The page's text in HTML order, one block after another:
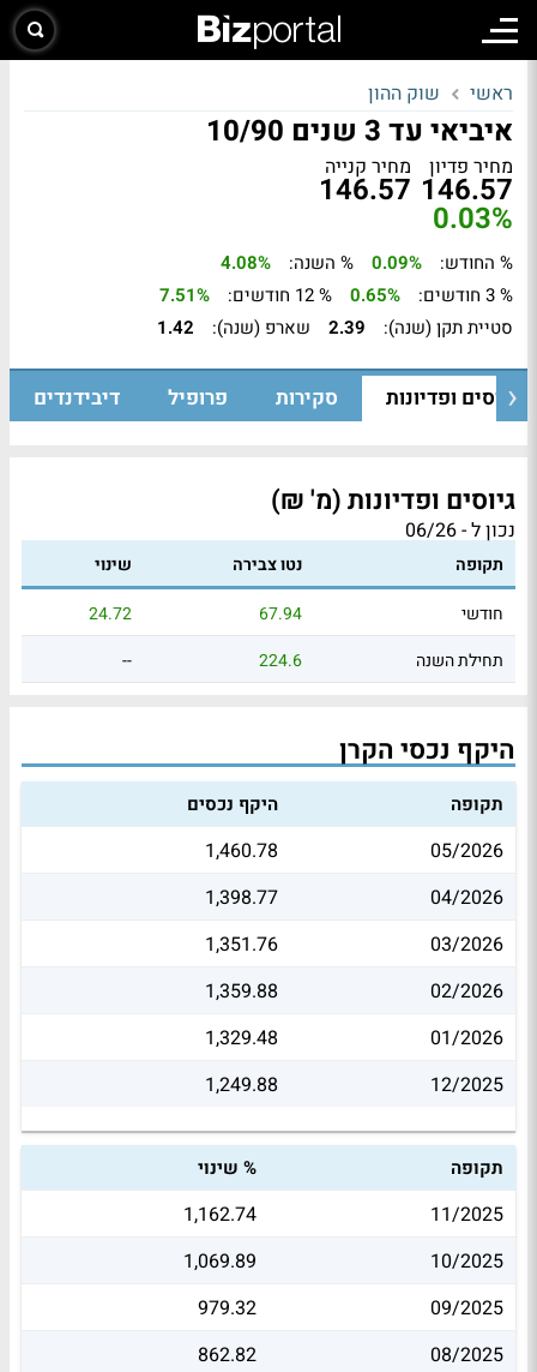
ראשי שוק ההון
איביאי עד 3 שנים 10/90
מחיר פדיון
146.57
מחיר קנייה
146.57
0.03%
% החודש: 0.09% % השנה:
4.08%
% 3 חודשים:
0.65% % 12 חודשים:
7.51%
סטיית תקן (שנה):
2.39 שארפ (שנה): 1.42
גיוסים ופדיונות סקירות פרופיל דיבידנדים
גיוסים ופדיונות (מ' ₪)
נכון ל - 06/26
תקופה נטו צבירה
שינוי
חודשי
67.94
24.72
תחילת השנה
224.6
--
היקף נכסי הקרן
תקופה היקף נכסים
05/2026
1,460.78
04/2026
1,398.77
03/2026
1,351.76
02/2026
1,359.88
01/2026
1,329.48
12/2025
1,249.88
תקופה % שינוי
11/2025
1,162.74
10/2025
1,069.89
09/2025
979.32
08/2025
862.82